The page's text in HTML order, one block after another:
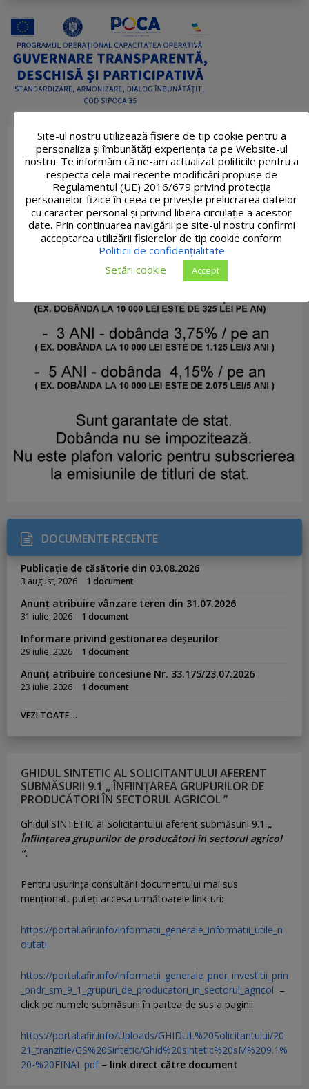
DOCUMENTE RECENTE
Publicație de căsătorie din 03.08.2026
3 august, 2026 1 document
Anunț atribuire vânzare teren din 31.07.2026
31 iulie, 2026 1 document
Informare privind gestionarea deșeurilor
29 iulie, 2026 1 document
Anunț atribuire concesiune Nr. 33.175/23.07.2026
23 iulie, 2026 1 document
VEZI TOATE ...
GHIDUL SINTETIC AL SOLICITANTULUI AFERENT
SUBMĂSURII 9.1 „ ÎNFIINȚAREA GRUPURILOR DE
PRODUCĂTORI ÎN SECTORUL AGRICOL ”
Ghidul SINTETIC al Solicitantului aferent submăsurii 9.1 „
Înființarea grupurilor de producători în sectorul agricol
”.
Pentru uşurinţa consultării documentului mai sus
menţionat, puteţi accesa următoarele link-uri:
https://portal.afir.info/informatii_generale_informatii_utile_n
outati
https://portal.afir.info/informatii_generale_pndr_investitii_prin
_pndr_sm_9_1_grupuri_de_producatori_in_sectorul_agricol –
click pe numele submăsurii în partea de sus a paginii
https://portal.afir.info/Uploads/GHIDUL%20Solicitantului/20
21_tranzitie/GS%20Sintetic/Ghid%20sintetic%20sM%209.1%
20-%20FINAL.pdf– link direct către document
Site-ul nostru utilizează fişiere de tip cookie pentru a
personaliza și îmbunătăți experiența ta pe Website-ul
nostru. Te informăm că ne-am actualizat politicile pentru a
respecta cele mai recente modificări propuse de
Regulamentul (UE) 2016/679 privind protecția
persoanelor fizice în ceea ce privește prelucrarea datelor
cu caracter personal și privind libera circulație a acestor
date. Prin continuarea navigării pe site-ul nostru confirmi
acceptarea utilizării fişierelor de tip cookie conform
Politicii de confidențialitate
Setări cookie
Accept